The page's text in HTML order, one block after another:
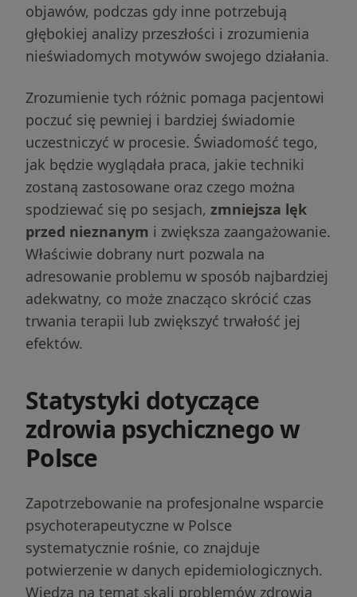
objawów, podczas gdy inne potrzebują
głębokiej analizy przeszłości i zrozumienia
nieświadomych motywów swojego działania.
Zrozumienie tych różnic pomaga pacjentowi
poczuć się pewniej i bardziej świadomie
uczestniczyć w procesie. Świadomość tego,
jak będzie wyglądała praca, jakie techniki
zostaną zastosowane oraz czego można
spodziewać się po sesjach, zmniejsza lęk
przed nieznanym i zwiększa zaangażowanie.
Właściwie dobrany nurt pozwala na
adresowanie problemu w sposób najbardziej
adekwatny, co może znacząco skrócić czas
trwania terapii lub zwiększyć trwałość jej
efektów.
Statystyki dotyczące
zdrowia psychicznego w
Polsce
Zapotrzebowanie na profesjonalne wsparcie
psychoterapeutyczne w Polsce
systematycznie rośnie, co znajduje
potwierzenie w danych epidemiologicznych.
Wiedza na temat skali problemów zdrowia